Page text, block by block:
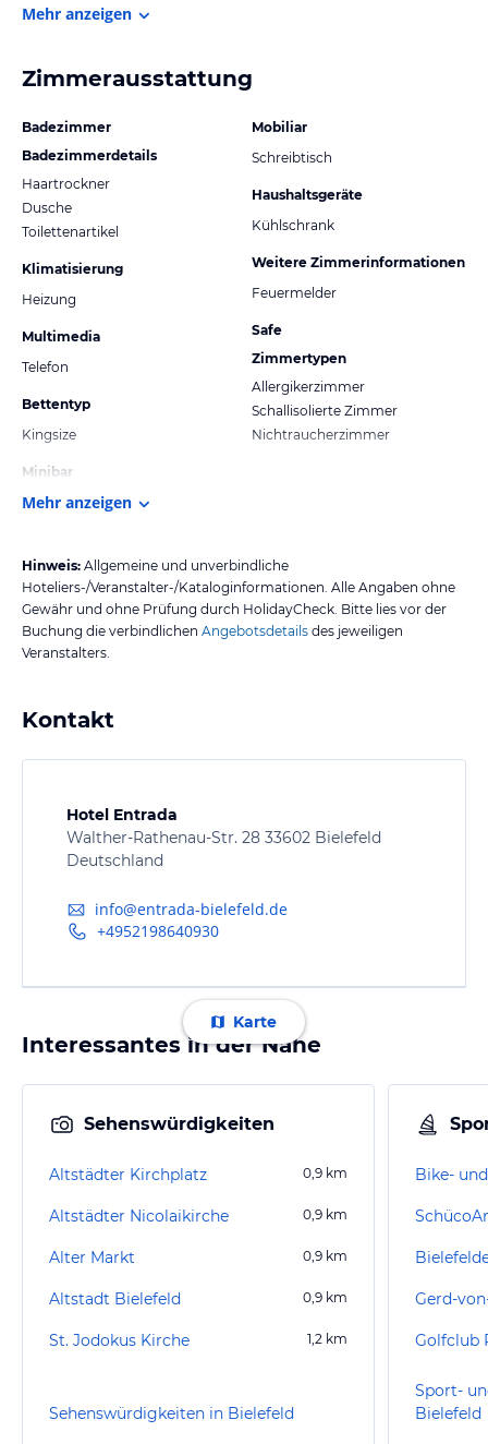
Mehr anzeigen
Zimmerausstattung
Badezimmer
Badezimmerdetails
Haartrockner
Dusche
Toilettenartikel
Klimatisierung
Heizung
Multimedia
Telefon
Bettentyp
Kingsize
Minibar
Mobiliar
Schreibtisch
Haushaltsgeräte
Kühlschrank
Weitere Zimmerinformationen
Feuermelder
Safe
Zimmertypen
Allergikerzimmer
Schallisolierte Zimmer
Nichtraucherzimmer
Mehr anzeigen
Hinweis: Allgemeine und unverbindliche
Hoteliers-/Veranstalter-/Kataloginformationen. Alle Angaben ohne
Gewähr und ohne Prüfung durch HolidayCheck. Bitte lies vor der
Buchung die verbindlichen Angebotsdetails des jeweiligen
Veranstalters.
Kontakt
Hotel Entrada
Walther-Rathenau-Str. 28 33602 Bielefeld
Deutschland
info@entrada-bielefeld.de
+4952198640930
Karte
Interessantes in der Nähe
Sehenswürdigkeiten
Altstädter Kirchplatz 0,9 km
Altstädter Nicolaikirche 0,9 km
Alter Markt 0,9 km
Altstadt Bielefeld 0,9 km
St. Jodokus Kirche 1,2 km
Sehenswürdigkeiten in Bielefeld
Bike-
Golfclub
Sport-
Bielefeld